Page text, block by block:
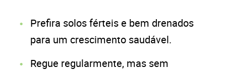
Prefira solos férteis e bem drenados
para um crescimento saudável.
Regue regularmente, mas sem